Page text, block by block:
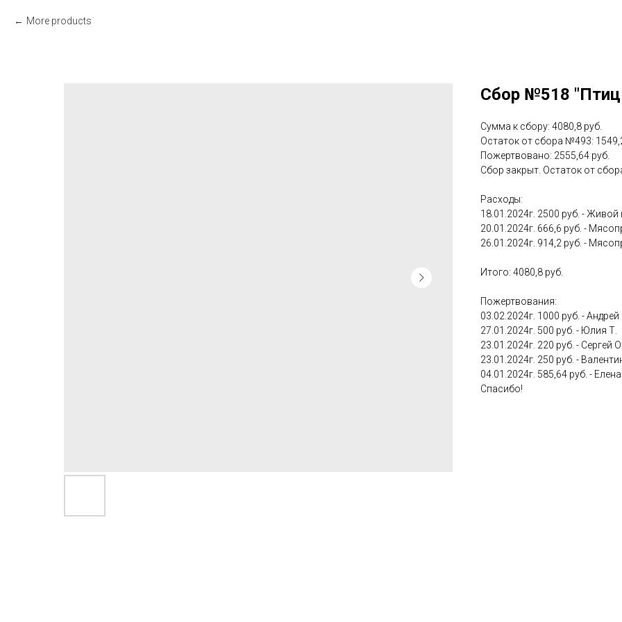
More products
Сбор №518
Сумма к сбору: 4080,8 руб.
Остаток от сбора №493:
Пожертвовано: 2555,64 руб.
Сбор закрыт. Остаток от
Расходы:
18.01.2024г. 2500 руб. - Живой
20.01.2024г. 666,6 руб. -
26.01.2024г. 914,2 руб. -
Итого: 4080,8 руб.
Пожертвования:
03.02.2024г. 1000 руб. - Андрей
27.01.2024г. 500 руб. - Юлия Т.
23.01.2024г. 220 руб. - Сергей О.
23.01.2024г. 250 руб. -
04.01.2024г. 585,64 руб. - Елена
Спасибо!